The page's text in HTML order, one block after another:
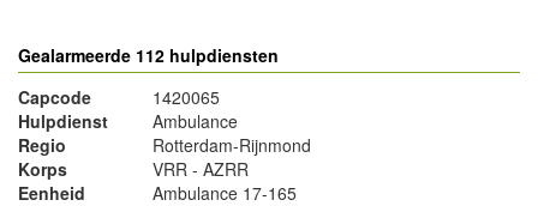
Gealarmeerde 112 hulpdiensten
Capcode
1420065
Hulpdienst
Ambulance
Regio
Rotterdam-Rijnmond
Korps
VRR - AZRR
Eenheid
Ambulance 17-165